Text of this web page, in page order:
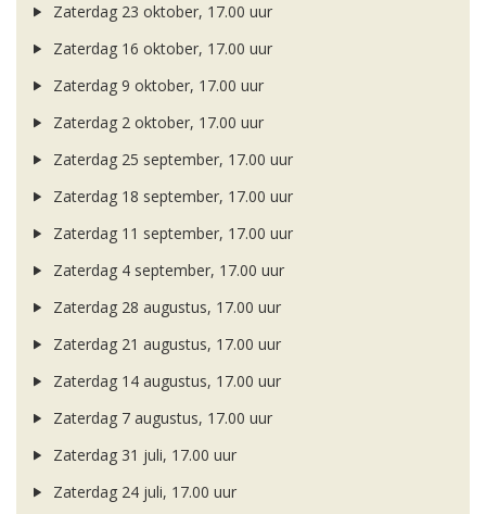
Zaterdag 23 oktober, 17.00 uur
Zaterdag 16 oktober, 17.00 uur
Zaterdag 9 oktober, 17.00 uur
Zaterdag 2 oktober, 17.00 uur
Zaterdag 25 september, 17.00 uur
Zaterdag 18 september, 17.00 uur
Zaterdag 11 september, 17.00 uur
Zaterdag 4 september, 17.00 uur
Zaterdag 28 augustus, 17.00 uur
Zaterdag 21 augustus, 17.00 uur
Zaterdag 14 augustus, 17.00 uur
Zaterdag 7 augustus, 17.00 uur
Zaterdag 31 juli, 17.00 uur
Zaterdag 24 juli, 17.00 uur